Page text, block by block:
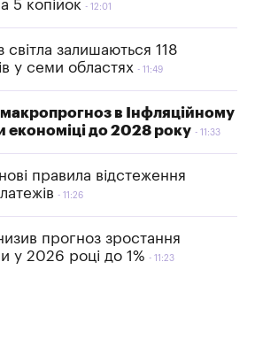
5 копійок 12:01
залишаються 118
у семи областях
11:49
в Інфляційному
економіці до 2028 року
11:33
правила відстеження
11:26
прогноз зростання
у 2026 році до 1%
11:23